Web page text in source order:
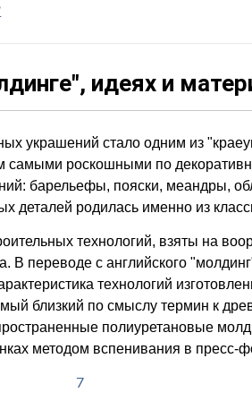
идеях и
украшений стало одним из
самыми роскошными по
барельефы, пояски, меандры,
деталей родилась именно из
технологий, взяты на
В переводе с английского
технологий
близкий по смыслу термин к
полиуретановые
методом вспенивания в пресс-